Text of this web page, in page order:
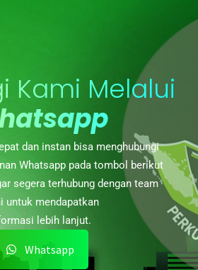
Kami Melalui
dan instan bisa menghubungi
Whatsapp pada tombol berikut
segera terhubung dengan team
untuk mendapatkan
lebih lanjut.
Whatsapp